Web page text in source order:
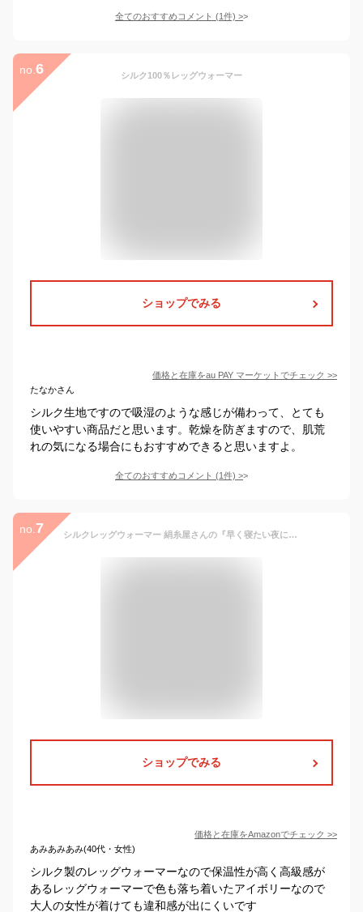
全てのおすすめコメント (1件) >
no. 6 シルク100％レッグウォーマー
ショップでみる
価格と在庫をau PAY マーケット でチェック >>
たなかさん
シルク生地ですので吸湿のような感じが備わって、とても
使いやすい商品だと思います。乾燥を防ぎますので、肌荒
れの気になる場合にもおすすめできると思いますよ。
全てのおすすめコメント (1件) >
no. 7 シルクレッグウォーマー 絹糸屋さんの『早く寝たい夜に。』お徳用2足セット (ライトグレー)
ショップでみる
価格と在庫をAmazonでチェック >>
あみあみあみ(40代・女性)
シルク製のレッグウォーマーなので保温性が高く高級感が
あるレッグウォーマーで色も落ち着いたアイボリーなので
大人の女性が着けても違和感が出にくいです